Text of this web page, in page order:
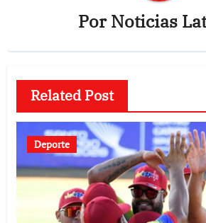
PorNoticias
Related Post
Deporte